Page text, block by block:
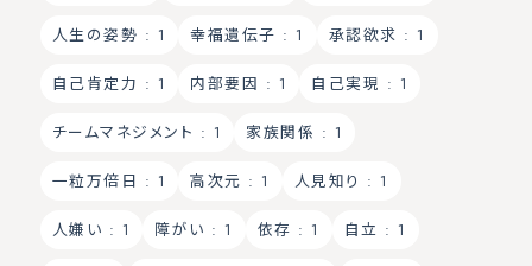
人生の姿勢 : 1 幸福遺伝子 : 1 承認欲求 : 1
自己肯定力 : 1 内部要因 : 1 自己実現 : 1
チームマネジメント : 1 家族関係 : 1
一粒万倍日 : 1 高次元 : 1 人見知り : 1
人嫌い : 1 障がい : 1 依存 : 1 自立 : 1